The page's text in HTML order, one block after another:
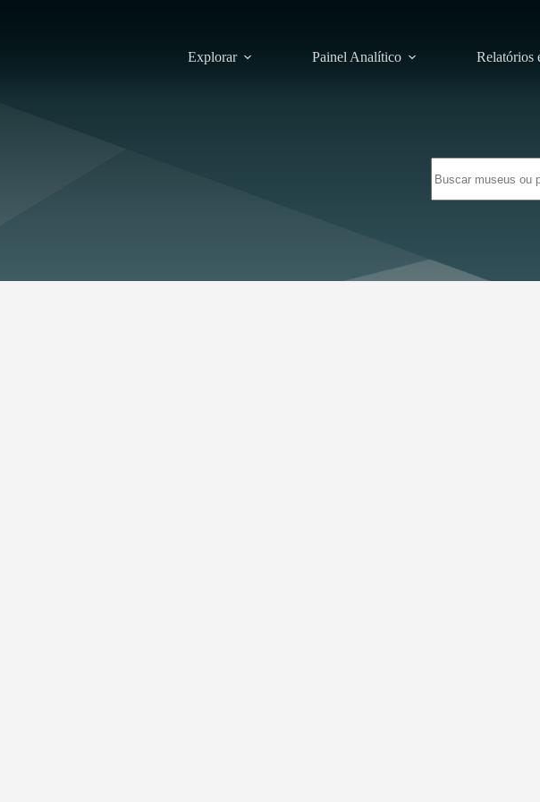
Explorar Painel Analítico Relatórios
resultados